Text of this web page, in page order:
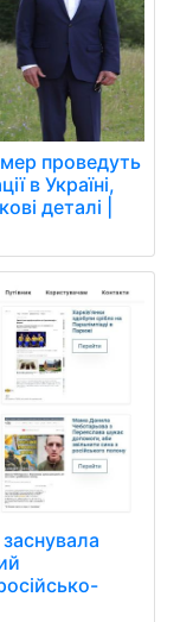
проведуть
в Україні,
деталі |